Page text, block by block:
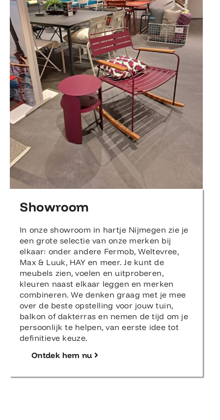
Showroom
In onze showroom in hartje Nijmegen zie je
een grote selectie van onze merken bij
elkaar: onder andere Fermob, Weltevree,
Max & Luuk, HAY en meer. Je kunt de
meubels zien, voelen en uitproberen,
kleuren naast elkaar leggen en merken
combineren. We denken graag met je mee
over de beste opstelling voor jouw tuin,
balkon of dakterras en nemen de tijd om je
persoonlijk te helpen, van eerste idee tot
definitieve keuze.
Ontdek hem nu